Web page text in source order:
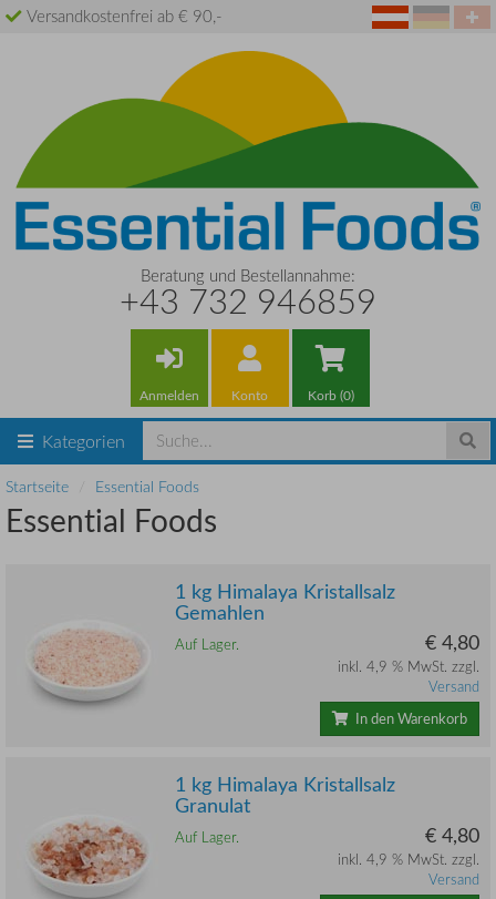
Versandkostenfrei ab € 90,-
Beratung und Bestellannahme:
+43 732 946859
Anmelden Konto Korb (0)
Kategorien
Startseite Essential Foods
Essential Foods
1 kg Himalaya Kristallsalz
Gemahlen
Auf Lager. € 4,80
inkl. 4,9 % MwSt. zzgl.
Versand
In den Warenkorb
1 kg Himalaya Kristallsalz
Granulat
Auf Lager. € 4,80
inkl. 4,9 % MwSt. zzgl.
Versand